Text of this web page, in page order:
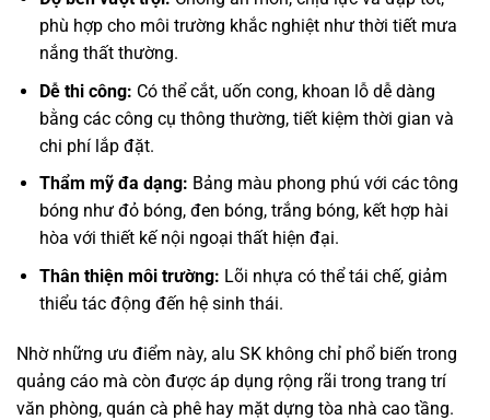
phù hợp cho môi trường khắc nghiệt như thời tiết mưa
nắng thất thường.
Dễ thi công: Có thể cắt, uốn cong, khoan lỗ dễ dàng
bằng các công cụ thông thường, tiết kiệm thời gian và
chi phí lắp đặt.
Thẩm mỹ đa dạng: Bảng màu phong phú với các tông
bóng như đỏ bóng, đen bóng, trắng bóng, kết hợp hài
hòa với thiết kế nội ngoại thất hiện đại.
Thân thiện môi trường: Lõi nhựa có thể tái chế, giảm
thiểu tác động đến hệ sinh thái.
Nhờ những ưu điểm này, alu SK không chỉ phổ biến trong
quảng cáo mà còn được áp dụng rộng rãi trong trang trí
văn phòng, quán cà phê hay mặt dựng tòa nhà cao tầng.